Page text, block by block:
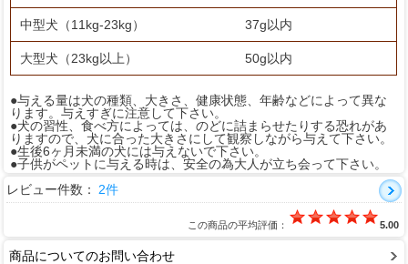
中型犬（11kg-23kg） 37g以内
大型犬（23kg以上） 50g以内
●与える量は犬の種類、大きさ、健康状態、年齢などによって異な
ります。与えすぎに注意して下さい。
●犬の習性、食べ方によっては、のどに詰まらせたりする恐れがあ
りますので、犬に合った大きさにして観察しながら与えて下さい。
●生後6ヶ月未満の犬には与えないで下さい。
●子供がペットに与える時は、安全の為大人が立ち会って下さい。
レビュー件数：
2件
この商品の平均評価： 5.00
商品についてのお問い合わせ